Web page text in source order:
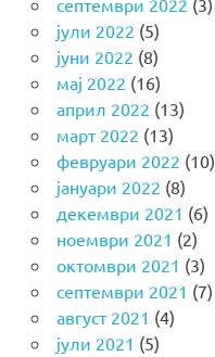
септември 2022 (3)
јули 2022 (5)
јуни 2022 (8)
мај 2022 (16)
април 2022 (13)
март 2022 (13)
февруари 2022 (10)
јануари 2022 (8)
декември 2021 (6)
ноември 2021 (2)
октомври 2021 (3)
септември 2021 (7)
август 2021 (4)
јули 2021 (5)